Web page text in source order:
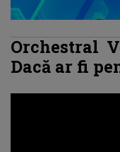
Orchestral
Dacă ar fi